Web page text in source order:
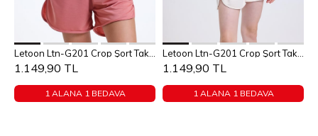
Sepete Ekle
S M
1.149,90 TL
1 ALANA 1 BEDAVA
Sepete Ekle
S M
1.149,90 TL
1 ALANA 1 BEDAVA